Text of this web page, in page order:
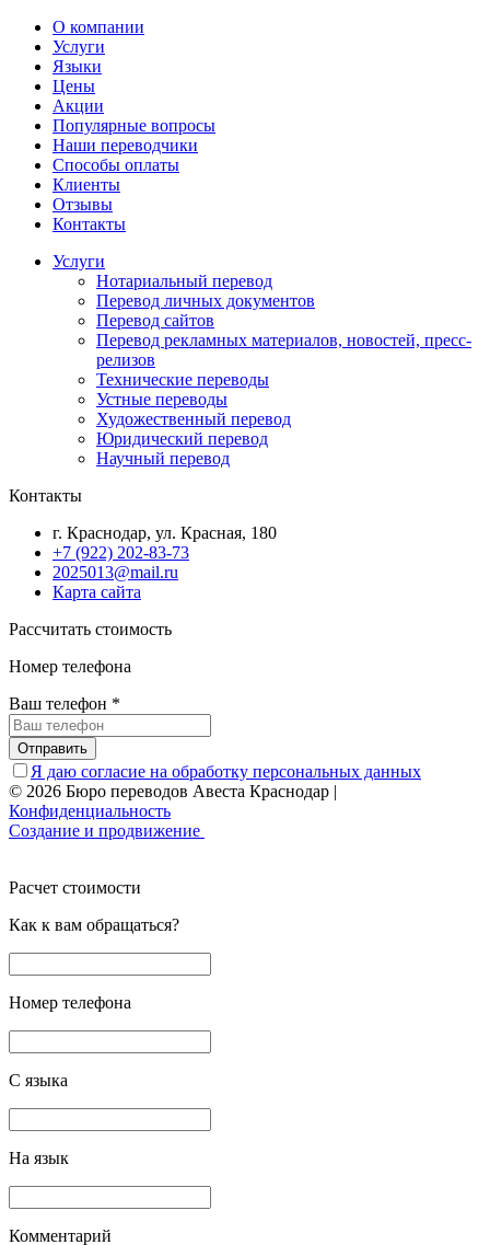
О компании
Услуги
Языки
Цены
Акции
Популярные вопросы
Наши переводчики
Способы оплаты
Клиенты
Отзывы
Контакты
Услуги
Нотариальный перевод
Перевод личных документов
Перевод сайтов
Перевод рекламных материалов, новостей, пресс-
релизов
Технические переводы
Устные переводы
Художественный перевод
Юридический перевод
Научный перевод
Контакты
г. Краснодар, ул. Красная, 180
+7 (922) 202-83-73
2025013@mail.ru
Карта сайта
Рассчитать стоимость
Номер телефона
Ваш телефон *
Отправить
Я даю согласие на обработку персональных данных
© 2026 Бюро переводов Авеста Краснодар |
Конфиденциальность
Создание и продвижение
Расчет стоимости
Как к вам обращаться?
Номер телефона
С языка
На язык
Комментарий